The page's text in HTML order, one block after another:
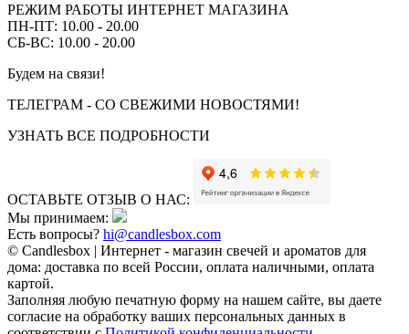
РЕЖИМ РАБОТЫ ИНТЕРНЕТ МАГАЗИНА
ПН-ПТ: 10.00 - 20.00
СБ-ВС: 10.00 - 20.00
Будем на связи!
ТЕЛЕГРАМ - СО СВЕЖИМИ НОВОСТЯМИ!
УЗНАТЬ ВСЕ ПОДРОБНОСТИ
ОСТАВЬТЕ ОТЗЫВ О НАС:
Мы принимаем:
Есть вопросы? hi@candlesbox.com
© Candlesbox | Интернет - магазин свечей и ароматов для
дома: доставка по всей России, оплата наличными, оплата
картой.
Заполняя любую печатную форму на нашем сайте, вы даете
согласие на обработку ваших персональных данных в